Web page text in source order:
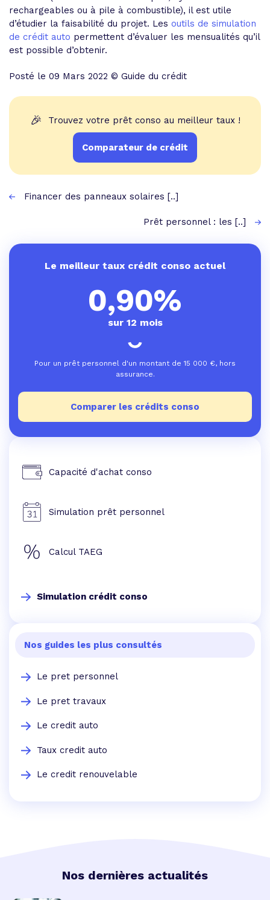
rechargeables ou à pile à combustible), il est utile
d’étudier la faisabilité du projet. Les outils de simulation
de crédit auto permettent d’évaluer les mensualités qu’il
est possible d’obtenir.
Posté le 09 Mars 2022 © Guide du crédit
🎉 Trouvez votre prêt conso au meilleur taux !
Comparateur de crédit
Financer des panneaux solaires [..]
Prêt personnel : les [..]
Le meilleur taux crédit conso actuel
0,90%
sur 12 mois
Pour un prêt personnel d'un montant de 15 000 €, hors
assurance.
Comparer les crédits conso
Capacité d'achat conso
Simulation prêt personnel
Calcul TAEG
Simulation crédit conso
Nos guides les plus consultés
Le pret personnel
Le pret travaux
Le credit auto
Taux credit auto
Le credit renouvelable
Nos dernières actualités